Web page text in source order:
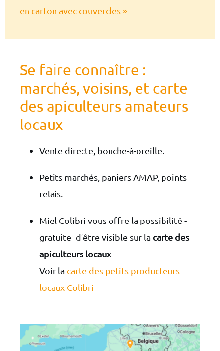
en carton avec couvercles »
Se faire connaître :
marchés, voisins, et carte
des apiculteurs amateurs
locaux
Vente directe, bouche-à-oreille.
Petits marchés, paniers AMAP, points
relais.
Miel Colibri vous offre la possibilité -
gratuite- d’être visible sur la carte des
apiculteurs locaux
Voir la carte des petits producteurs
locaux Colibri